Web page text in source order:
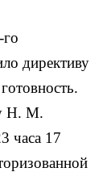
директиву
Н. М.
часа 17